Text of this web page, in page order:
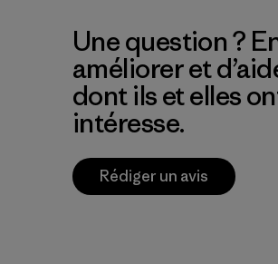
Une question ?
améliorer et
dont ils et elles
intéresse.
Rédiger un avis